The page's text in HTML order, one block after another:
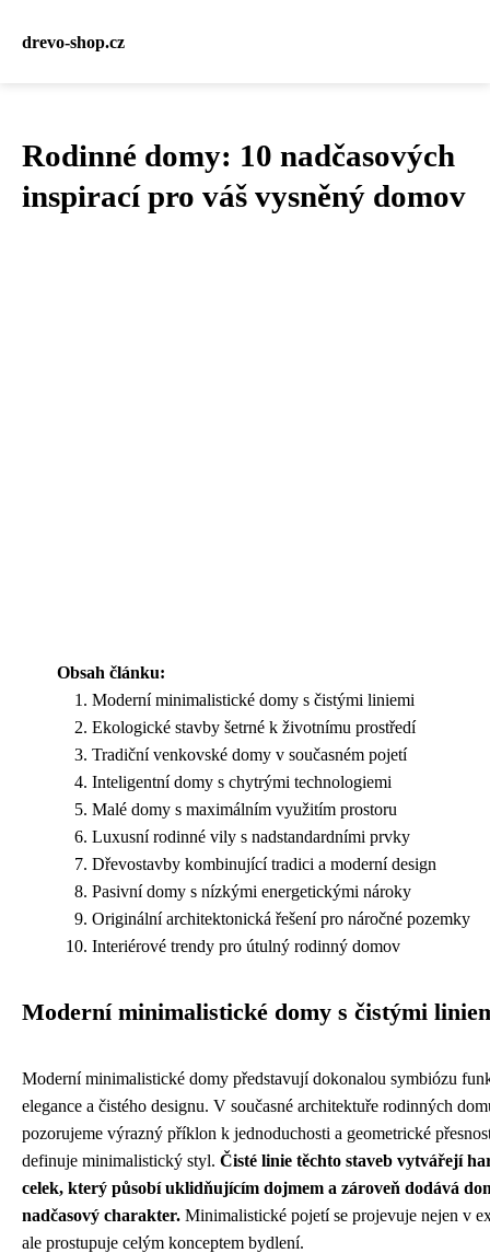
drevo-shop.cz
Rodinné domy: 10 nadčasových
inspirací pro váš vysněný domov
Obsah článku:
Moderní minimalistické domy s čistými liniemi
Ekologické stavby šetrné k životnímu prostředí
Tradiční venkovské domy v současném pojetí
Inteligentní domy s chytrými technologiemi
Malé domy s maximálním využitím prostoru
Luxusní rodinné vily s nadstandardními prvky
Dřevostavby kombinující tradici a moderní design
Pasivní domy s nízkými energetickými nároky
Originální architektonická řešení pro náročné pozemky
Interiérové trendy pro útulný rodinný domov
Moderní minimalistické domy s čistými
Moderní minimalistické domy představují dokonalou symbiózu
elegance a čistého designu. V současné architektuře rodinných
pozorujeme výrazný příklon k jednoduchosti a geometrické
definuje minimalistický styl. Čisté linie těchto staveb vytvářejí
celek, který působí uklidňujícím dojmem a zároveň dodává
nadčasový charakter. Minimalistické pojetí se projevuje nejen v
ale prostupuje celým konceptem bydlení.